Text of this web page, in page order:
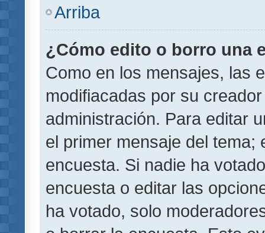
Arriba
¿Cómo edito o borro una
Como en los mensajes, las
modifiacadas por su
administración. Para editar
el primer mensaje del
encuesta. Si nadie ha
encuesta o editar las
ha votado, solo